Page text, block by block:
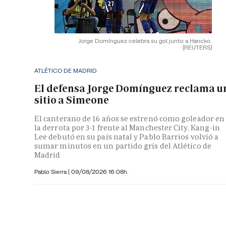
Jorge Domínguez celebra su gol junto a Hancko.
(REUTERS)
ATLÉTICO DE MADRID
El defensa Jorge Domínguez reclama
sitio a Simeone
El canterano de 16 años se estrenó como goleador en
la derrota por 3-1 frente al Manchester City. Kang-in
Lee debutó en su país natal y Pablo Barrios volvió a
sumar minutos en un partido gris del Atlético de
Madrid
Pablo Sierra | 09/08/2026 16:08h.